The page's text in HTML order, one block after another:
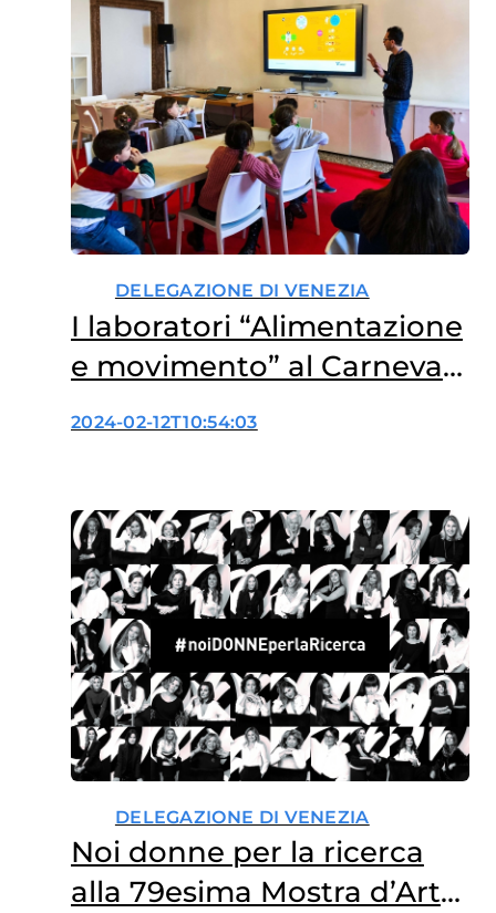
DELEGAZIONE DI VENEZIA
I laboratori “Alimentazione
e movimento” al Carnevale
Internazionale dei Ragazzi
2024-02-12T10:54:03
DELEGAZIONE DI VENEZIA
Noi donne per la ricerca
alla 79esima Mostra d’Arte